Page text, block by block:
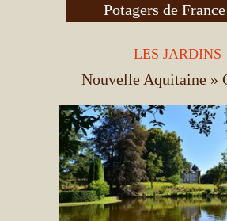
Potagers de France
LES JARDINS
Nouvelle Aquitaine »